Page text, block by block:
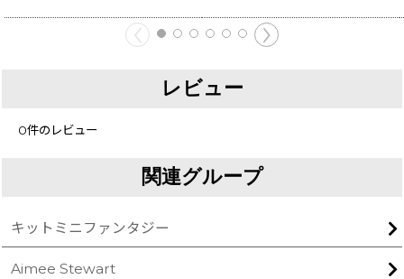
レビュー
0件のレビュー
関連グループ
キットミニファンタジー
Aimee Stewart